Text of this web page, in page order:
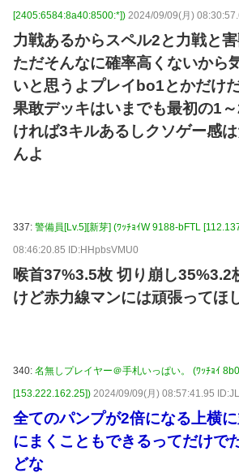
[2405:6584:8a40:8500:*]) 2024/09/09(月)
力戦あるからスペル2と力戦と
ただそんなに確率高くないから
いと思うよプレイbo1とかだけ
果敢デッキはいまでも最初の1
ければ3キルあるしクソゲー感
んよ
337: 警備員[Lv.5][新芽] (ﾜｯﾁｮｲW 9188-bFTL
08:46:20.85 ID:HHpbsVMU0
喉首37%3.5枚 切り崩し35%3.2
けど赤力線マンには頑張ってほ
340: 名無しプレイヤー＠手札いっぱい。 (ﾜｯﾁｮｲ
[153.222.162.25]) 2024/09/09(月) 08:57:41.95
全てのパンプが2倍になる上横
にまくこともできるってだけで
どな